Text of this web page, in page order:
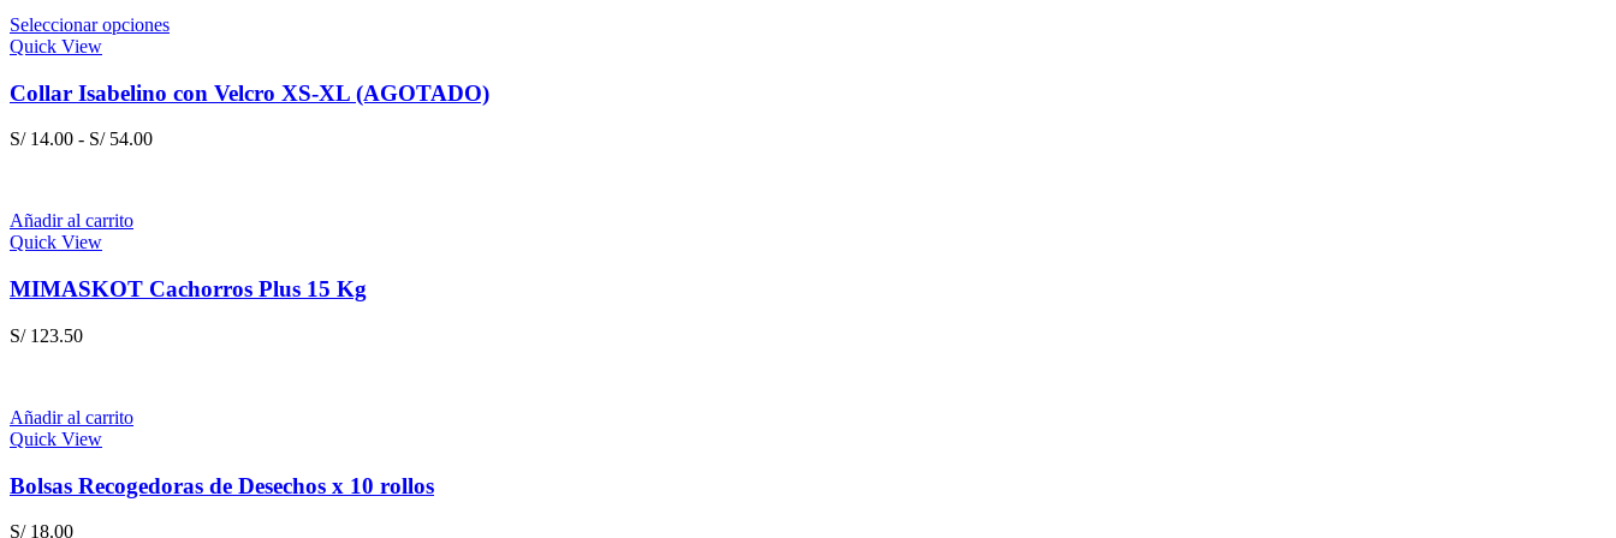
Seleccionar opciones
Quick View
Collar Isabelino con Velcro XS-XL (AGOTADO)
S/14.00 - S/54.00Rango
Añadir al carrito
Quick View
MIMASKOT Cachorros Plus 15 Kg
S/123.50
Añadir al carrito
Quick View
Bolsas Recogedoras de Desechos x 10 rollos
S/18.00